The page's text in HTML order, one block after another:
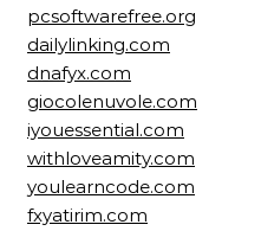
pcsoftwarefree.org
dailylinking.com
dnafyx.com
giocolenuvole.com
iyouessential.com
withloveamity.com
youlearncode.com
fxyatirim.com